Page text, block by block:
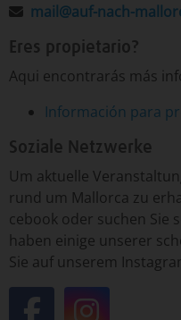
mail@auf-nach-
Eres propietario?
Aqui encontrarás más
Información para
Soziale Netzwerke
Um­ ak­tu­el­le
run­d um ­Mal­lor­ca ­zu
ce­book o­der ­su­chen ­Sie
ha­ben ei­ni­ge un­se­rer
Sie auf un­se­rem